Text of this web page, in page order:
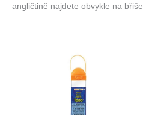
angličtině najdete obvykle na břiše